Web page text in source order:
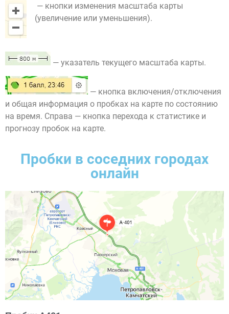
— кнопки изменения масштаба карты
(увеличение или уменьшения).
— указатель текущего масштаба карты.
— кнопка включения/отключения
и общая информация о пробках на карте по состоянию
на время. Справа — кнопка перехода к статистике и
прогнозу пробок на карте.
Пробки в соседних городах
онлайн